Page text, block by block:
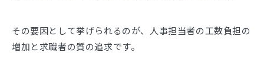
その要因として挙げられるのが、人事担当者の工数負担の
増加と求職者の質の追求です。